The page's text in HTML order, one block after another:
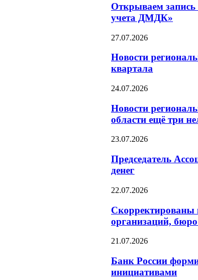
Открываем запись
учета ДМДК»
27.07.2026
Новости
квартала
24.07.2026
Новости
области ещё три
23.07.2026
Председатель
денег
22.07.2026
Скорректированы
организаций,
21.07.2026
Банк России
инициативами